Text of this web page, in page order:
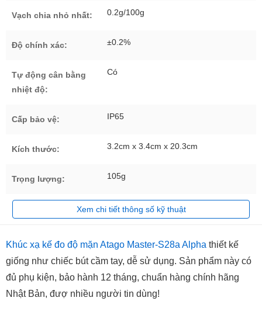
Vạch chia nhỏ nhất: 0.2g/100g
Độ chính xác: ±0.2%
Tự động cân bằng
nhiệt độ:
Có
Cấp bảo vệ: IP65
Kích thước: 3.2cm x 3.4cm x 20.3cm
Trọng lượng: 105g
Xem chi tiết thông số kỹ thuật
Khúc xạ kế đo độ mặn Atago Master-S28a Alpha thiết kế
giống như chiếc bút cầm tay, dễ sử dụng. Sản phẩm này có
đủ phụ kiện, bảo hành 12 tháng, chuẩn hàng chính hãng
Nhật Bản, đượ nhiều người tin dùng!